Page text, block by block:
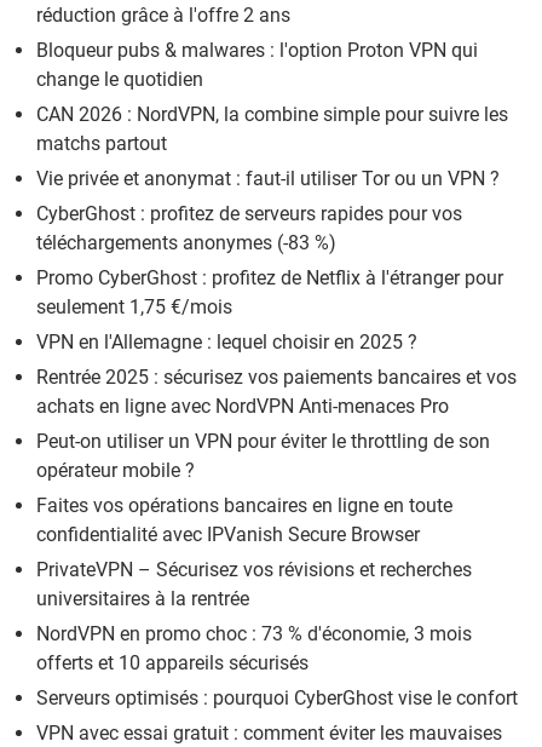
réduction grâce à l'offre 2 ans
Bloqueur pubs & malwares : l'option Proton VPN qui
change le quotidien
CAN 2026 : NordVPN, la combine simple pour suivre les
matchs partout
Vie privée et anonymat : faut-il utiliser Tor ou un VPN ?
CyberGhost : profitez de serveurs rapides pour vos
téléchargements anonymes (-83 %)
Promo CyberGhost : profitez de Netflix à l'étranger pour
seulement 1,75 €/mois
VPN en l'Allemagne : lequel choisir en 2025 ?
Rentrée 2025 : sécurisez vos paiements bancaires et vos
achats en ligne avec NordVPN Anti-menaces Pro
Peut-on utiliser un VPN pour éviter le throttling de son
opérateur mobile ?
Faites vos opérations bancaires en ligne en toute
confidentialité avec IPVanish Secure Browser
PrivateVPN – Sécurisez vos révisions et recherches
universitaires à la rentrée
NordVPN en promo choc : 73 % d'économie, 3 mois
offerts et 10 appareils sécurisés
Serveurs optimisés : pourquoi CyberGhost vise le confort
VPN avec essai gratuit : comment éviter les mauvaises